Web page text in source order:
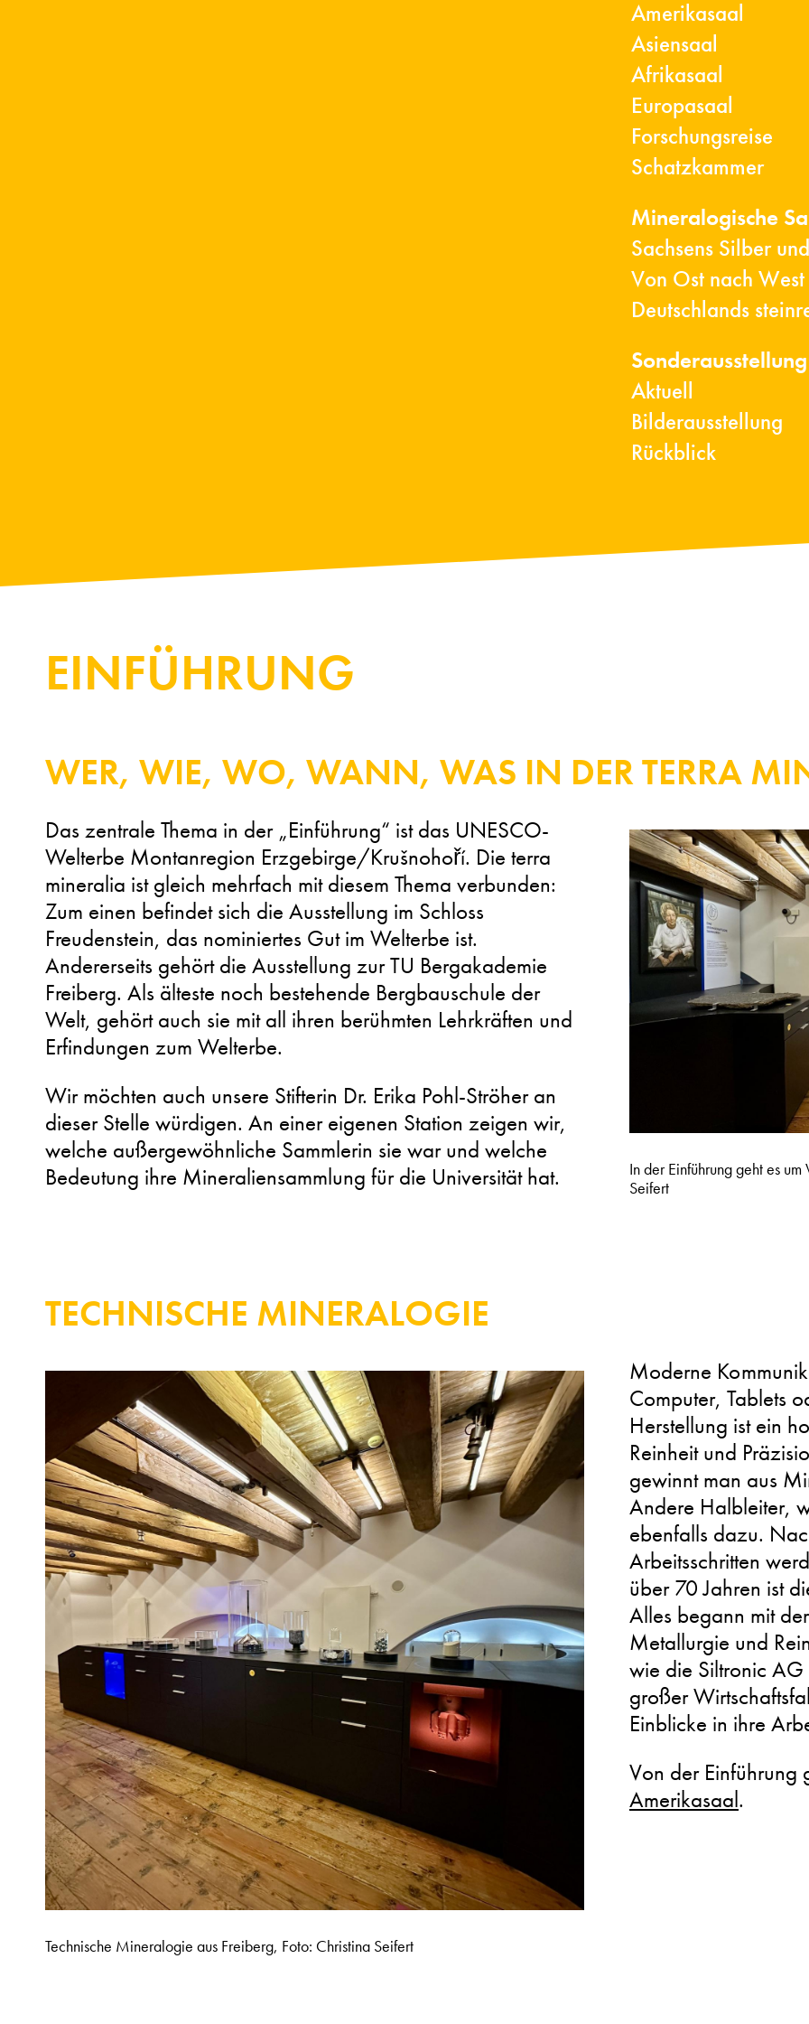
Amerikasaal
Asiensaal
Afrikasaal
Europasaal
Forschungsreise
Schatzkammer
Mineralogische
Sachsens Silber
Von Ost nach West
Deutschlands
Sonderausstellung
Aktuell
Bilderausstellung
Rückblick
EINFÜHRUNG
WER, WIE, WO, WANN, WAS IN DER TERRA
Das zentrale Thema in der „Einführung“ ist das UNESCO-
Welterbe Montanregion Erzgebirge/Krušnohoří. Die terra
mineralia ist gleich mehrfach mit diesem Thema verbunden:
Zum einen befindet sich die Ausstellung im Schloss
Freudenstein, das nominiertes Gut im Welterbe ist.
Andererseits gehört die Ausstellung zur TU Bergakademie
Freiberg. Als älteste noch bestehende Bergbauschule der
Welt, gehört auch sie mit all ihren berühmten Lehrkräften und
Erfindungen zum Welterbe.
Wir möchten auch unsere Stifterin Dr. Erika Pohl-Ströher an
dieser Stelle würdigen. An einer eigenen Station zeigen wir,
welche außergewöhnliche Sammlerin sie war und welche
Bedeutung ihre Mineraliensammlung für die Universität hat.
In der Einführung geht es
Seifert
TECHNISCHE MINERALOGIE
Technische Mineralogie aus Freiberg, Foto: Christina Seifert
Moderne
Computer, Tablets
Herstellung ist ein
Reinheit und
gewinnt man aus
Andere Halbleiter,
ebenfalls dazu.
Arbeitsschritten
über 70 Jahren ist
Alles begann mit
Metallurgie und
wie die Siltronic
großer
Einblicke in ihre
Von der Einführung
Amerikasaal .